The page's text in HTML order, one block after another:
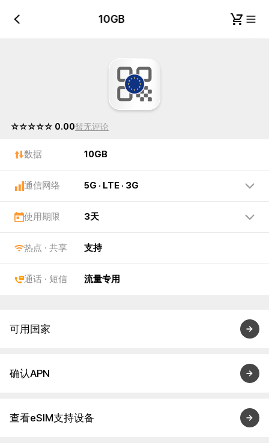
10GB
☆☆☆☆☆ 0.00暂无评论
数据 10GB
通信网络 5G · LTE · 3G
使用期限 3天
热点 · 共享 支持
通话 · 短信 流量专用
可用国家
确认APN
查看eSIM支持设备